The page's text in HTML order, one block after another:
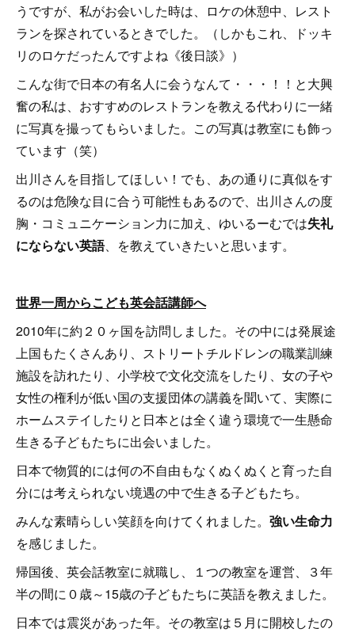
うですが、私がお会いした時は、ロケの休憩中、レスト
ランを探されているときでした。（しかもこれ、ドッキ
リのロケだったんですよね《後日談》）
こんな街で日本の有名人に会うなんて・・・！！と大興
奮の私は、おすすめのレストランを教える代わりに一緒
に写真を撮ってもらいました。この写真は教室にも飾っ
ています（笑）
出川さんを目指してほしい！でも、あの通りに真似をす
るのは危険な目に合う可能性もあるので、出川さんの度
胸・コミュニケーション力に加え、ゆいるーむでは失礼
にならない英語、を教えていきたいと思います。
世界一周からこども英会話講師へ
2010年に約２０ヶ国を訪問しました。その中には発展途
上国もたくさんあり、ストリートチルドレンの職業訓練
施設を訪れたり、小学校で文化交流をしたり、女の子や
女性の権利が低い国の支援団体の講義を聞いて、実際に
ホームステイしたりと日本とは全く違う環境で一生懸命
生きる子どもたちに出会いました。
日本で物質的には何の不自由もなくぬくぬくと育った自
分には考えられない境遇の中で生きる子どもたち。
みんな素晴らしい笑顔を向けてくれました。 強い生命力
を感じました。
帰国後、英会話教室に就職し、１つの教室を運営、３年
半の間に０歳～15歳の子どもたちに英語を教えました。
日本では震災があった年。その教室は５月に開校したの